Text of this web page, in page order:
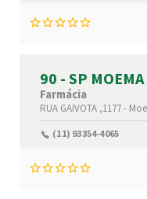
90 - SP MOEMA
Farmácia
RUA GAIVOTA ,1177 -
(11) 93354-4065